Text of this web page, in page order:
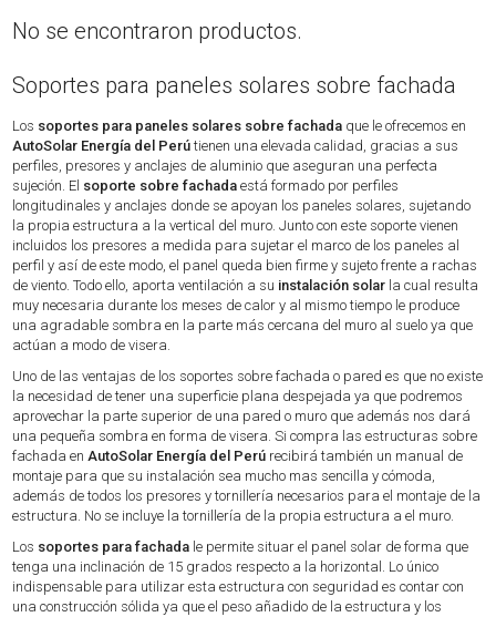
No se encontraron productos.
Soportes para paneles solares sobre fachada
Los soportes para paneles solares sobre fachada que le ofrecemos en
AutoSolar Energía del Perútienen una elevada calidad, gracias a sus
perfiles, presores y anclajes de aluminio que aseguran una perfecta
sujeción. El soporte sobre fachada está formado por perfiles
longitudinales y anclajes donde se apoyan los paneles solares, sujetando
la propia estructura a la vertical del muro. Junto con este soporte vienen
incluidos los presores a medida para sujetar el marco de los paneles al
perfil y así de este modo, el panel queda bien firme y sujeto frente a rachas
de viento. Todo ello, aporta ventilación a su instalación solar la cual resulta
muy necesaria durante los meses de calor y al mismo tiempo le produce
una agradable sombra en la parte más cercana del muro al suelo ya que
actúan a modo de visera.
Uno de las ventajas de los soportes sobre fachada o pared es que no existe
la necesidad de tener una superficie plana despejada ya que podremos
aprovechar la parte superior de una pared o muro que además nos dará
una pequeña sombra en forma de visera. Si compra las estructuras sobre
fachada en AutoSolar Energía del Perú recibirá también un manual de
montaje para que su instalación sea mucho mas sencilla y cómoda,
además de todos los presores y tornillería necesarios para el montaje de la
estructura. No se incluye la tornillería de la propia estructura a el muro.
Los soportes para fachada le permite situar el panel solar de forma que
tenga una inclinación de 15 grados respecto a la horizontal. Lo único
indispensable para utilizar esta estructura con seguridad es contar con
una construcción sólida ya que el peso añadido de la estructura y los